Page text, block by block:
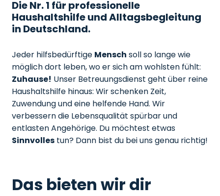
Die Nr. 1 für professionelle
Haushaltshilfe und Alltagsbegleitung
in Deutschland.
Jeder hilfsbedürftige Mensch soll so lange wie
möglich dort leben, wo er sich am wohlsten fühlt:
Zuhause! Unser Betreuungsdienst geht über reine
Haushaltshilfe hinaus: Wir schenken Zeit,
Zuwendung und eine helfende Hand. Wir
verbessern die Lebensqualität spürbar und
entlasten Angehörige. Du möchtest etwas
Sinnvolles tun? Dann bist du bei uns genau richtig!
Das bieten wir dir